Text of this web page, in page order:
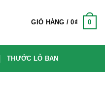
GIỎ HÀNG /0₫ 0
THƯỚC LỖ BAN